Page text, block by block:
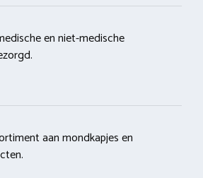
en niet-medische
aan mondkapjes en